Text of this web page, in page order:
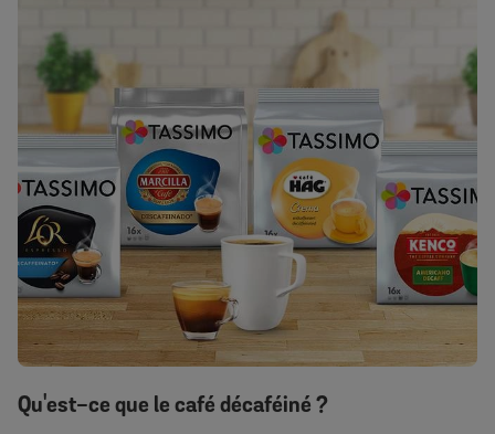
Qu'est-ce que le café décaféiné ?